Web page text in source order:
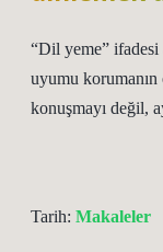
“Dil yeme” ifadesi
uyumu
konuşmayı değil,
Tarih: Makaleler